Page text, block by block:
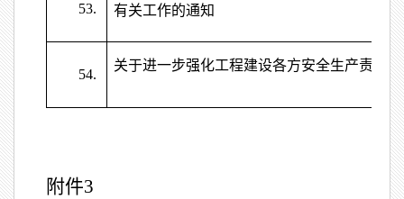
53.
有关工作的通知
54.
关于进一步强化工程建设各方安全生产责任
附件3